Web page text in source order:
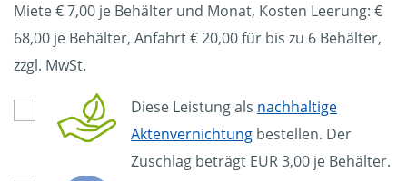
Miete € 7,00 je Behälter und Monat, Kosten Leerung: €
68,00 je Behälter, Anfahrt € 20,00 für bis zu 6 Behälter,
zzgl. MwSt.
Diese Leistung als nachhaltige
Aktenvernichtung bestellen. Der
Zuschlag beträgt EUR 3,00 je Behälter.